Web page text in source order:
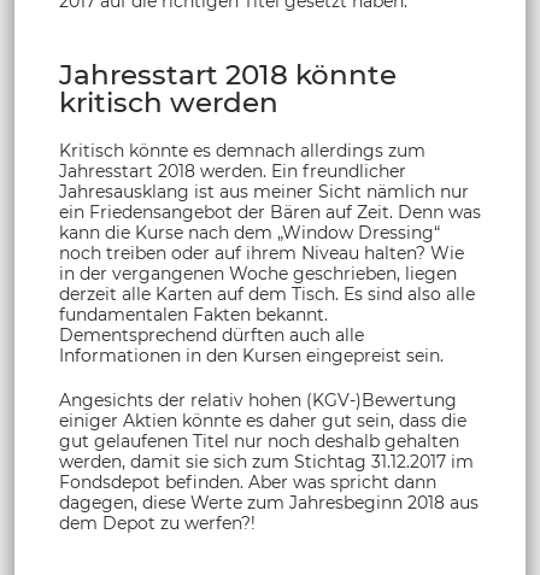
Jahresstart 2018 könnte
kritisch werden
Kritisch könnte es demnach allerdings zum
Jahresstart 2018 werden. Ein freundlicher
Jahresausklang ist aus meiner Sicht nämlich nur
ein Friedensangebot der Bären auf Zeit. Denn was
kann die Kurse nach dem „Window Dressing“
noch treiben oder auf ihrem Niveau halten? Wie
in der vergangenen Woche geschrieben, liegen
derzeit alle Karten auf dem Tisch. Es sind also alle
fundamentalen Fakten bekannt.
Dementsprechend dürften auch alle
Informationen in den Kursen eingepreist sein.
Angesichts der relativ hohen (KGV-)Bewertung
einiger Aktien könnte es daher gut sein, dass die
gut gelaufenen Titel nur noch deshalb gehalten
werden, damit sie sich zum Stichtag 31.12.2017 im
Fondsdepot befinden. Aber was spricht dann
dagegen, diese Werte zum Jahresbeginn 2018 aus
dem Depot zu werfen?!